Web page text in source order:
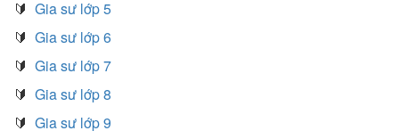
🔰 Gia sư lớp 5
🔰 Gia sư lớp 6
🔰 Gia sư lớp 7
🔰 Gia sư lớp 8
🔰 Gia sư lớp 9